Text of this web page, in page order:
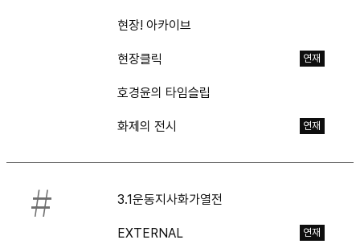
현장! 아카이브
현장클릭 연재
호경윤의 타임슬립
화제의 전시 연재
# 3.1운동지사화가열전
EXTERNAL 연재